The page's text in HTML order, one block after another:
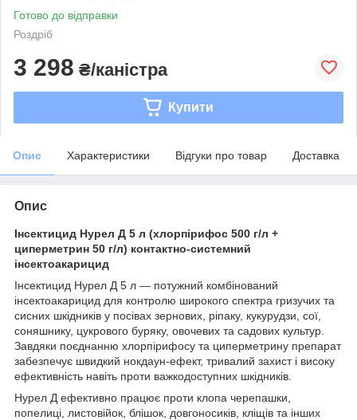
Готово до відправки
Роздріб
3 298 ₴/каністра
Купити
Опис Характеристики Відгуки про товар Доставка
Опис
Інсектицид Нурел Д 5 л (хлорпірифос 500 г/л +
циперметрин 50 г/л) контактно-системний
інсектоакарицид
Інсектицид Нурел Д 5 л — потужний комбінований
інсектоакарицид для контролю широкого спектра гризучих та
сисних шкідників у посівах зернових, ріпаку, кукурудзи, сої,
соняшнику, цукрового буряку, овочевих та садових культур.
Завдяки поєднанню хлорпірифосу та циперметрину препарат
забезпечує швидкий нокдаун-ефект, тривалий захист і високу
ефективність навіть проти важкодоступних шкідників.
Нурел Д ефективно працює проти клопа черепашки,
попелиці, листовійок, блішок, довгоносиків, кліщів та інших